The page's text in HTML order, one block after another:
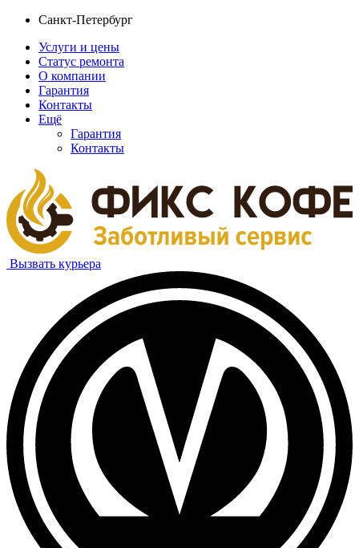
Санкт-Петербург
Услуги и цены
Статус ремонта
О компании
Гарантия
Контакты
Ещё
Гарантия
Контакты
Вызвать курьера